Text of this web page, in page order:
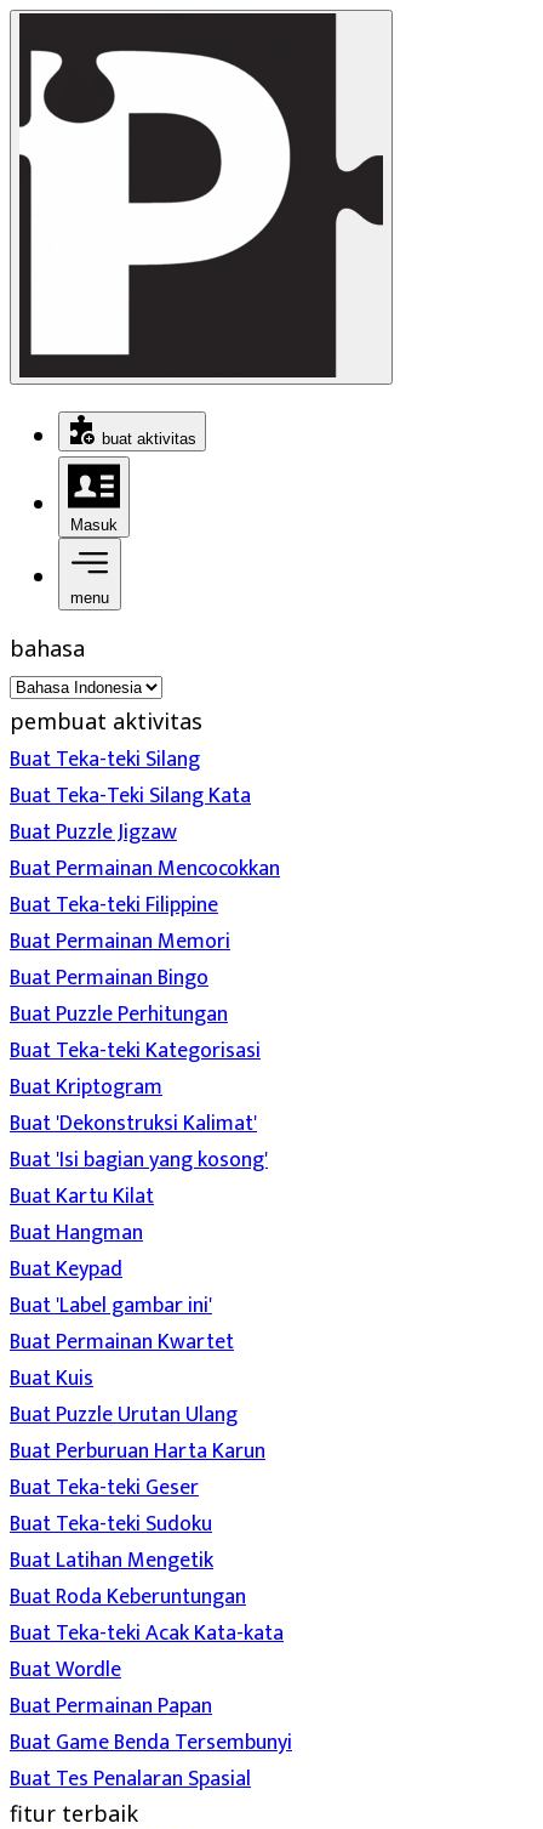
buat aktivitas
Masuk
menu
bahasa
pembuat aktivitas
Buat Teka-teki Silang
Buat Teka-Teki Silang Kata
Buat Puzzle Jigzaw
Buat Permainan Mencocokkan
Buat Teka-teki Filippine
Buat Permainan Memori
Buat Permainan Bingo
Buat Puzzle Perhitungan
Buat Teka-teki Kategorisasi
Buat Kriptogram
Buat 'Dekonstruksi Kalimat'
Buat 'Isi bagian yang kosong'
Buat Kartu Kilat
Buat Hangman
Buat Keypad
Buat 'Label gambar ini'
Buat Permainan Kwartet
Buat Kuis
Buat Puzzle Urutan Ulang
Buat Perburuan Harta Karun
Buat Teka-teki Geser
Buat Teka-teki Sudoku
Buat Latihan Mengetik
Buat Roda Keberuntungan
Buat Teka-teki Acak Kata-kata
Buat Wordle
Buat Permainan Papan
Buat Game Benda Tersembunyi
Buat Tes Penalaran Spasial
fitur terbaik